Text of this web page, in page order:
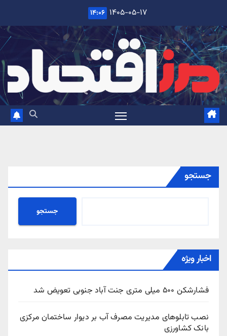
content
۱۴۰۵-۰۵-۱۷ ۱۴:۰۶
جستجو
جستجو
اخبار ویژه
فشارشکن ۵۰۰ میلی متری جنت آباد جنوبی تعویض شد
نصب تابلوهای مدیریت مصرف آب بر دیوار ساختمان مرکزی
بانک کشاورزی